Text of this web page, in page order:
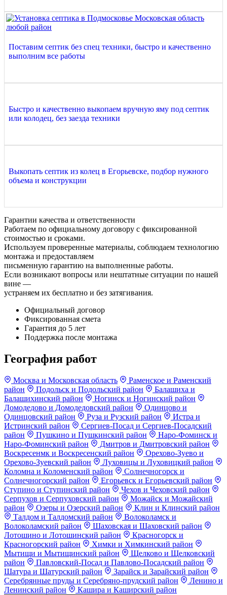
Поставим септик без спец техники, быстро и качественно
выполним все работы
Быстро и качественно выкопаем вручную яму под септик
или колодец, без заезда техники
Выкопать септик из колец в Егорьевске, подбор нужного
объема и конструкции
Гарантии качества и ответственности
Работаем по официальному договору с фиксированной
стоимостью и сроками.
Используем проверенные материалы, соблюдаем технологию
монтажа и предоставляем
письменную гарантию на выполненные работы.
Если возникают вопросы или нештатные ситуации по нашей
вине —
устраняем их бесплатно и без затягивания.
Официальный договор
Фиксированная смета
Гарантия до 5 лет
Поддержка после монтажа
География работ
Москва и Московская область
Раменское и Раменский
район
Подольск и Подольский район
Балашиха и
Балашихинский район
Ногинск и Ногинский район
Домодедово и Домодедовский район
Одинцово и
Одинцовский район
Руза и Рузский район
Истра и
Истринский район
Сергиев-Посад и Сергиев-Посадский
район
Пушкино и Пушкинский район
Наро-Фоминск и
Наро-Фоминский район
Дмитров и Дмитровский район
Воскресенмк и Воскресенский район
Орехово-Зуево и
Орехово-Зуевский район
Луховицы и Луховицкий район
Коломна и Коломенский район
Солнечногорск и
Солнечногорский район
Егорьевск и Егорьевский район
Ступино и Ступинский район
Чехов и Чеховский район
Серпухов и Серпуховский район
Можайск и Можайский
район
Озеры и Озерский район
Клин и Клинский район
Талдом и Талдомский район
Волоколамск и
Волоколамский район
Шаховская и Шаховский район
Лотошино и Лотошинский район
Красногорск и
Красногорский район
Химки и Химкинский район
Мытищи и Мытищинский район
Щелково и Щелковский
район
Павловский-Посад и Павлово-Посадский район
Шатура и Шатурский район
Зарайск и Зарайский район
Серебрянные пруды и Серебряно-прудский район
Ленино и
Ленинский район
Кашира и Каширский район